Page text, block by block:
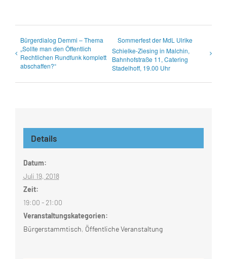
Bürgerdialog Demmi – Thema
„Sollte man den Öffentlich
Rechtlichen Rundfunk komplett
abschaffen?“
Sommerfest der MdL Ulrike
Schielke-Ziesing in Malchin,
Bahnhofstraße 11, Catering
Stadelhoff, 19.00 Uhr
Details
Datum:
Juli 19, 2018
Zeit:
19:00 - 21:00
Veranstaltungskategorien:
Bürgerstammtisch, Öffentliche Veranstaltung